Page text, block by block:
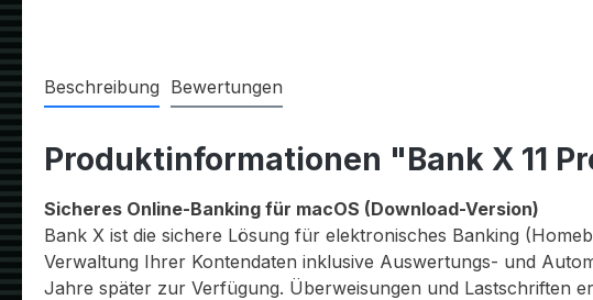
Beschreibung Bewertungen
Produktinformationen "Bank X 11
Sicheres Online-Banking für macOS (Download-Version)
Bank X ist die sichere Lösung für elektronisches Banking
Verwaltung Ihrer Kontendaten inklusive Auswertungs- und
Jahre später zur Verfügung. Überweisungen und Lastschriften